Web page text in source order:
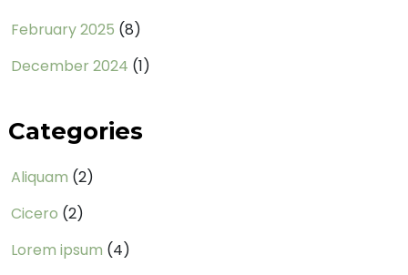
February 2025 (8)
December 2024 (1)
Categories
Aliquam (2)
Cicero (2)
Lorem ipsum (4)